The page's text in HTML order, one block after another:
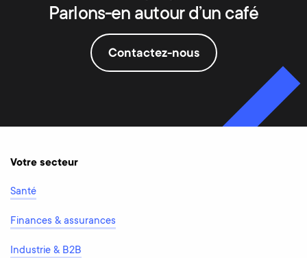
Parlons-en autour d’un café
Contactez-nous
Votre secteur
Santé
Finances & assurances
Industrie & B2B